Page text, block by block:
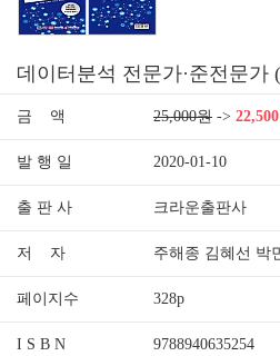
데이터분석 전문가·준전문가
금 액 25,000원 -> 22,500
발 행 일 2020-01-10
출 판 사 크라운출판사
저 자 주해종 김혜선 박
페이지수 328p
I S B N 9788940635254